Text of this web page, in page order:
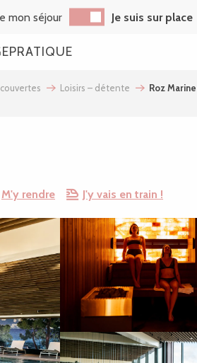
mon séjour Je suis sur place
PRATIQUE
Loisirs – détente Roz
M'y rendre J'y vais en train !